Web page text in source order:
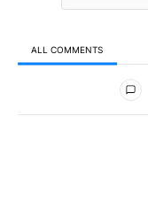
ALL COMMENTS
All Comments